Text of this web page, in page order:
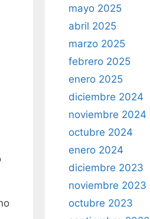
mayo 2025
abril 2025
marzo 2025
febrero 2025
enero 2025
diciembre 2024
noviembre 2024
octubre 2024
enero 2024
diciembre 2023
noviembre 2023
octubre 2023